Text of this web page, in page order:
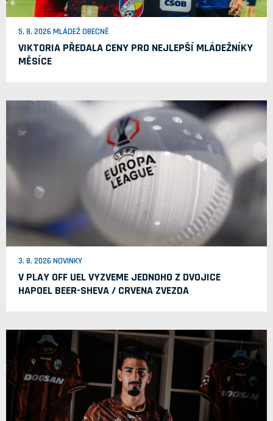
5. 8. 2026 MLÁDEŽ OBECNĚ
VIKTORIA PŘEDALA CENY PRO NEJLEPŠÍ MLÁDEŽNÍKY
MĚSÍCE
3. 8. 2026 NOVINKY
V PLAY OFF UEL VYZVEME JEDNOHO Z DVOJICE
HAPOEL BEER-SHEVA / CRVENA ZVEZDA